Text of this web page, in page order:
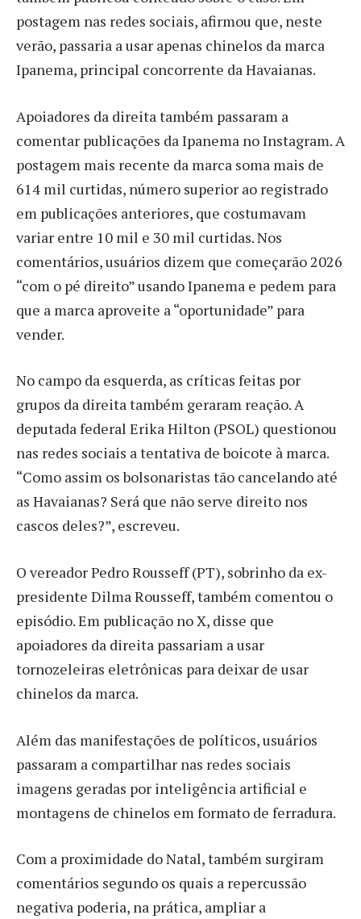
postagem nas redes sociais, afirmou que, neste
verão, passaria a usar apenas chinelos da marca
Ipanema, principal concorrente da Havaianas.
Apoiadores da direita também passaram a
comentar publicações da Ipanema no Instagram. A
postagem mais recente da marca soma mais de
614 mil curtidas, número superior ao registrado
em publicações anteriores, que costumavam
variar entre 10 mil e 30 mil curtidas. Nos
comentários, usuários dizem que começarão 2026
“com o pé direito” usando Ipanema e pedem para
que a marca aproveite a “oportunidade” para
vender.
No campo da esquerda, as críticas feitas por
grupos da direita também geraram reação. A
deputada federal Erika Hilton (PSOL) questionou
nas redes sociais a tentativa de boicote à marca.
“Como assim os bolsonaristas tão cancelando até
as Havaianas? Será que não serve direito nos
cascos deles?”, escreveu.
O vereador Pedro Rousseff (PT), sobrinho da ex-
presidente Dilma Rousseff, também comentou o
episódio. Em publicação no X, disse que
apoiadores da direita passariam a usar
tornozeleiras eletrônicas para deixar de usar
chinelos da marca.
Além das manifestações de políticos, usuários
passaram a compartilhar nas redes sociais
imagens geradas por inteligência artificial e
montagens de chinelos em formato de ferradura.
Com a proximidade do Natal, também surgiram
comentários segundo os quais a repercussão
negativa poderia, na prática, ampliar a